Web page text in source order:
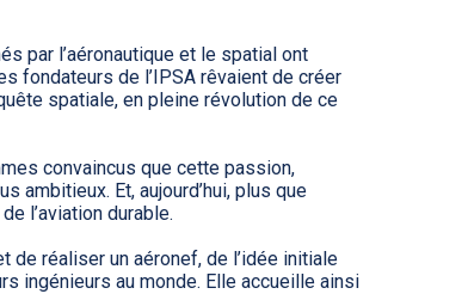
aéronautique et spatial
Admissions
par l’aéronautique et le spatial ont
fondateurs de l’IPSA rêvaient de créer
spatiale, en pleine révolution de ce
convaincus que cette passion,
ambitieux. Et, aujourd’hui, plus que
l’aviation durable.
de réaliser un aéronef, de l’idée initiale
ingénieurs au monde. Elle accueille ainsi